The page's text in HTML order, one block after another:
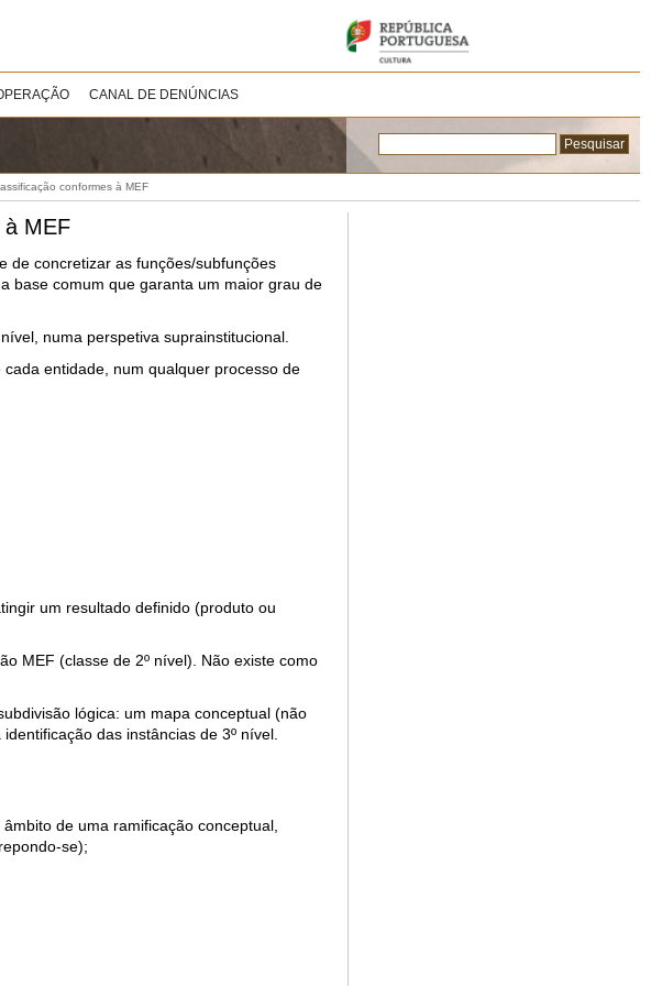
CANAL DE DENÚNCIAS
conformes à MEF
à MEF
de concretizar as funções/subfunções
base comum que garanta um maior grau de
numa perspetiva suprainstitucional.
entidade, num qualquer processo de
um resultado definido (produto ou
MEF (classe de 2º nível). Não existe como
lógica: um mapa conceptual (não
das instâncias de 3º nível.
de uma ramificação conceptual,
se);